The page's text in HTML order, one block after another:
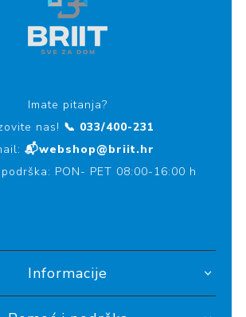
Imate pitanja?
nas! 📞 033/400-231
📬webshop@briit.hr
PON- PET 08:00-16:00 h
Informacije